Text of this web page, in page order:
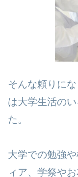
そんな頼りに
は大学生活の
た。
大学での勉強
ィア、学祭や